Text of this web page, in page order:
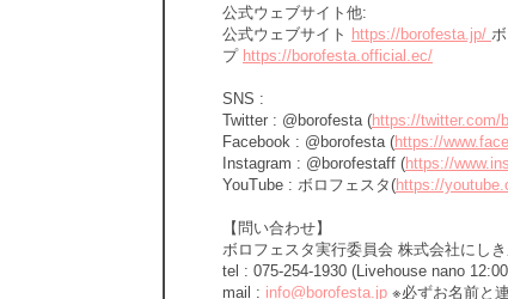
公式ウェブサイト他:
公式ウェブサイト https://borofesta.jp/
プ https://borofesta.official.ec/
SNS :
Twitter : @borofesta (https://twitter.com/
Facebook : @borofesta (https://
Instagram : @borofestaff (https://
YouTube : ボロフェスタ(https://
【問い合わせ】
ボロフェスタ実行委員会 株式会社にし
tel : 075-254-1930 (Livehouse nano
mail : info@borofesta.jp ※必ずお名前と